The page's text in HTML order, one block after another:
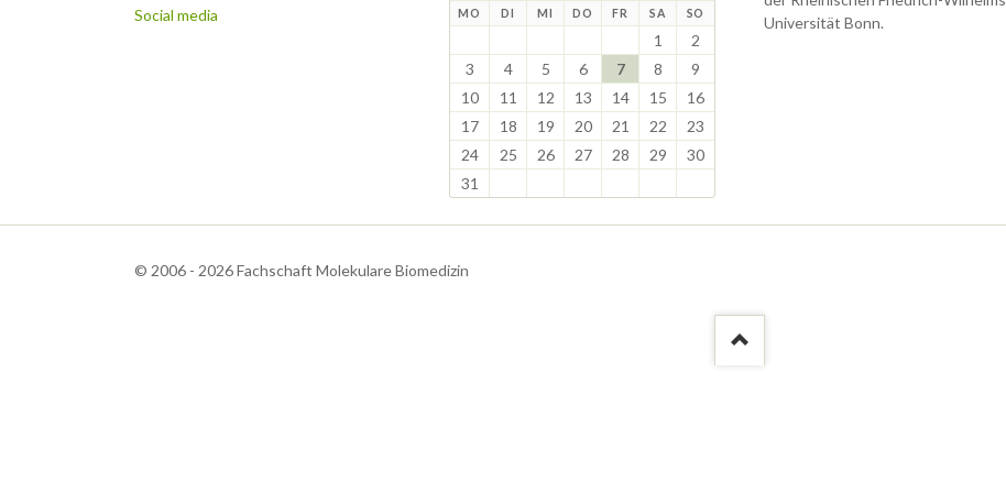
Social media MO NTAG
DI ENSTAG
MI TTWOCH
DO NNERSTAG
FR EITAG
SAMSTAG
SO
1
2
3
4 5 6 7 8
9
10
11 12 13 14 15
16
17
18 19 20 21 22
23
24
25 26 27 28 29
30
31
Universität Bonn.
© 2006 - 2026 Fachschaft Molekulare Biomedizin